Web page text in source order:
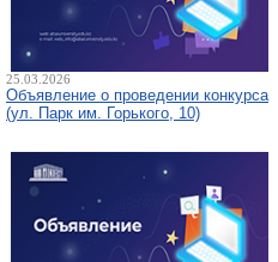
25.03.2026
Объявление о проведении конкурса
(ул. Парк им. Горького, 10)